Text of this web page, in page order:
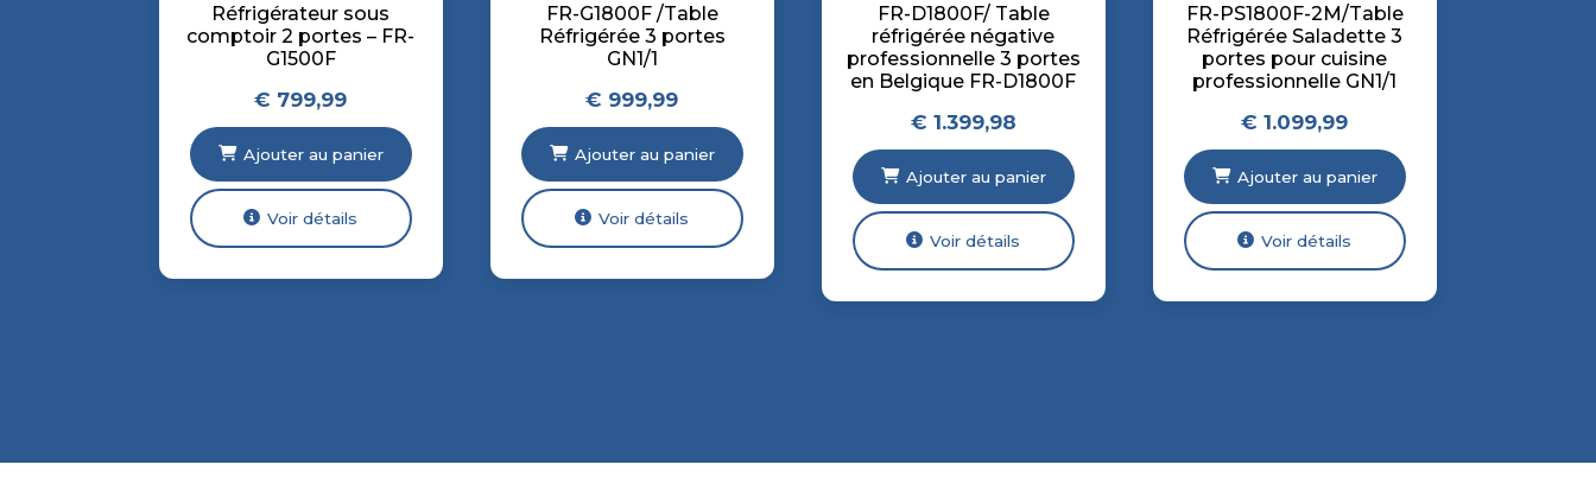
Réfrigérateur sous
comptoir 2 portes – FR-
G1500F
€ 799,99
Ajouter au panier
Voir détails
FR-G1800F /Table
Réfrigérée 3 portes
GN1/1
€ 999,99
Ajouter au panier
Voir détails
FR-D1800F/ Table
réfrigérée négative
professionnelle 3 portes
en Belgique FR-D1800F
€ 1.399,98
Ajouter au panier
Voir détails
FR-PS1800F-2M/Table
Réfrigérée Saladette 3
portes pour cuisine
professionnelle GN1/1
€ 1.099,99
Ajouter au panier
Voir détails